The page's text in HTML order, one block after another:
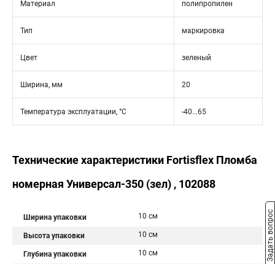
Материал полипропилен
Тип маркировка
Цвет зеленый
Ширина, мм 20
Температура эксплуатации, °C -40...65
Технические характеристики Fortisflex Пломба
номерная Универсал-350 (зел) , 102088
Ширина упаковки 10 см
Высота упаковки 10 см
Глубина упаковки 10 см Задать вопрос